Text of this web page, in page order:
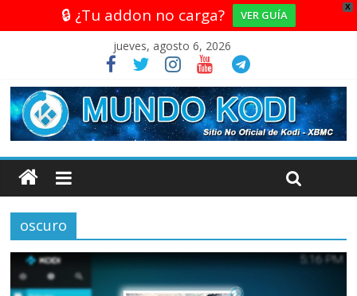
X
🔒 ¿Tu addon no carga? VER GUÍA
jueves, agosto 6, 2026
oscuro